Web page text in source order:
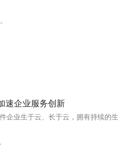
速企业服务创新
企业生于云、长于云，拥有持续的